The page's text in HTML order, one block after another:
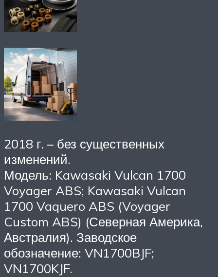
2018 г. – без существенных
изменений.
Модель: Kawasaki Vulcan 1700
Voyager ABS; Kawasaki Vulcan
1700 Vaquero ABS (Voyager
Custom ABS) (Северная Америка,
Австралия). Заводское
обозначение: VN1700BJF;
VN1700KJF.